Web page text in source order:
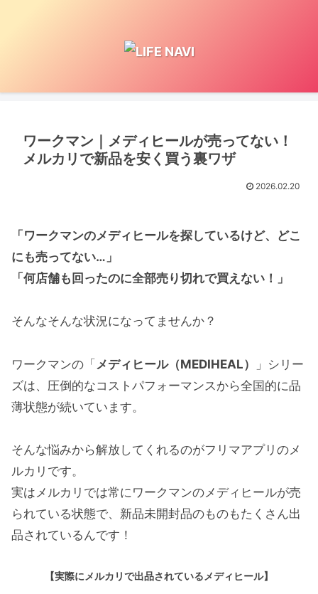
ワークマン｜メディヒールが売ってない！
メルカリで新品を安く買う裏ワザ
2026.02.20
「ワークマンのメディヒールを探しているけど、どこ
にも売ってない…」
「何店舗も回ったのに全部売り切れで買えない！」
そんなそんな状況になってませんか？
ワークマンの「 メディヒール（MEDIHEAL）
」シリー
ズは、圧倒的なコストパフォーマンスから全国的に品
薄状態が続いています。
そんな悩みから解放してくれるのがフリマアプリのメ
ルカリです。
実はメルカリでは常にワークマンのメディヒールが売
られている状態で、新品未開封品のものもたくさん出
品されているんです！
【実際にメルカリで出品されているメディヒール】